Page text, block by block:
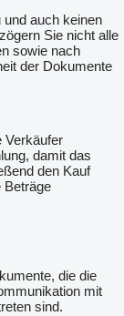
und auch keinen
Sie nicht alle
sowie nach
der Dokumente
Verkäufer
damit das
den Kauf
Beträge
die die
mit
sind.